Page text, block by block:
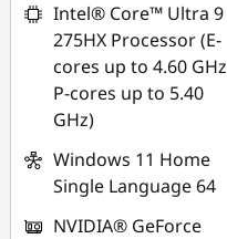
Intel® Core™ Ultra 9
275HX Processor (E-
cores up to 4.60 GHz
P-cores up to 5.40
GHz)
Windows 11 Home
Single Language 64
NVIDIA® GeForce